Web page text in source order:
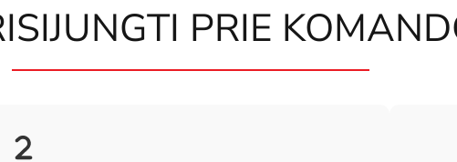
PRIE